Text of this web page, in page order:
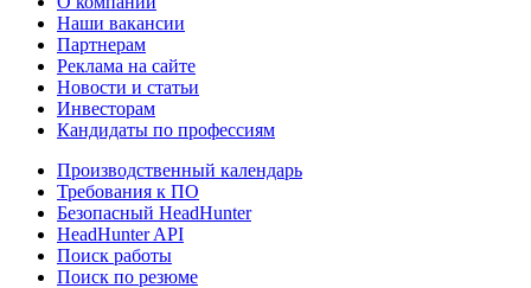
Наши вакансии
Партнерам
Реклама на сайте
Новости и статьи
Инвесторам
Кандидаты по профессиям
Производственный календарь
Требования к ПО
Безопасный HeadHunter
HeadHunter API
Поиск работы
Поиск по резюме